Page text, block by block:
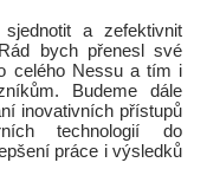
a zefektivnit
bych přenesl své
celého Nessu a tím i
Budeme dále
inovativních přístupů
technologií do
práce i výsledků